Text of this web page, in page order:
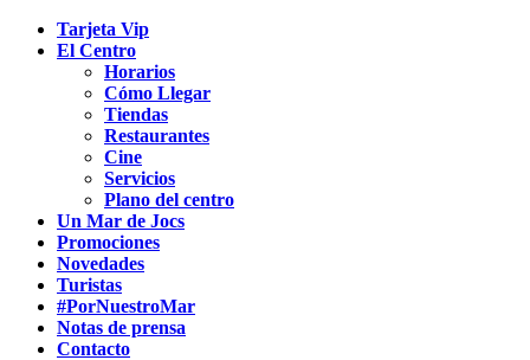
Tarjeta Vip
El Centro
Horarios
Cómo Llegar
Tiendas
Restaurantes
Cine
Servicios
Plano del centro
Un Mar de Jocs
Promociones
Novedades
Turistas
#PorNuestroMar
Notas de prensa
Contacto